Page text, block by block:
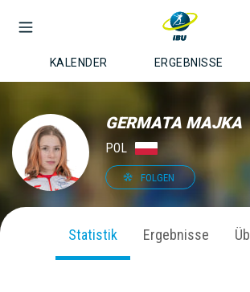
KALENDER ERGEBNISSE
GERMATA MAJKA
POL
FOLGEN
Statistik Ergebnisse